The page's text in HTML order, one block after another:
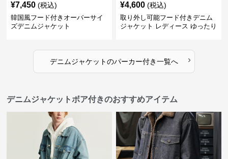
¥7,450 (税込)
韓国風フード付きオーバーサイ
ズデニムジャケット
¥4,600 (税込)
取り外し可能フード付きデニム
ジャケット レディース ゆったり
デニムジャケットのパーカー付き一覧へ ›
デニムジャケットボア付きのおすすめアイテム